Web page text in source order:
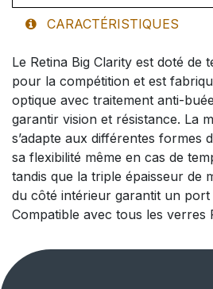
CARACTÉRISTIQUES
Le Retina Big Clarity est doté de
pour la compétition et est
optique avec traitement anti-
garantir vision et résistance. La
s’adapte aux différentes formes
sa flexibilité même en cas de
tandis que la triple épaisseur de
du côté intérieur garantit un
Compatible avec tous les verres